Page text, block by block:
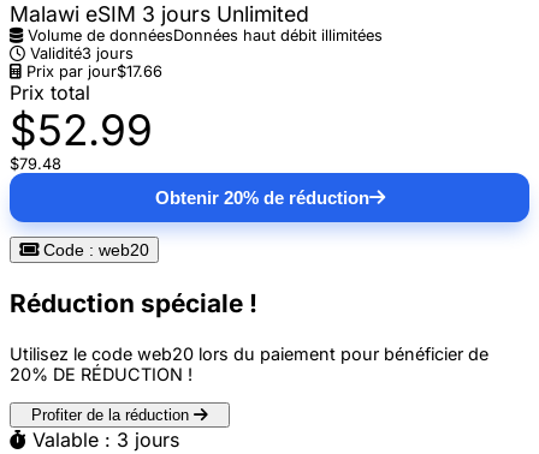
Malawi eSIM 3 jours Unlimited
Volume de donnéesDonnées haut débit illimitées
Validité3 jours
Prix par jour$17.66
Prix total
$52.99
$79.48
Obtenir 20% de réduction
Code : web20
Réduction spéciale !
Utilisez le code web20 lors du paiement pour bénéficier de
20% DE RÉDUCTION !
Profiter de la réduction
Valable : 3 jours